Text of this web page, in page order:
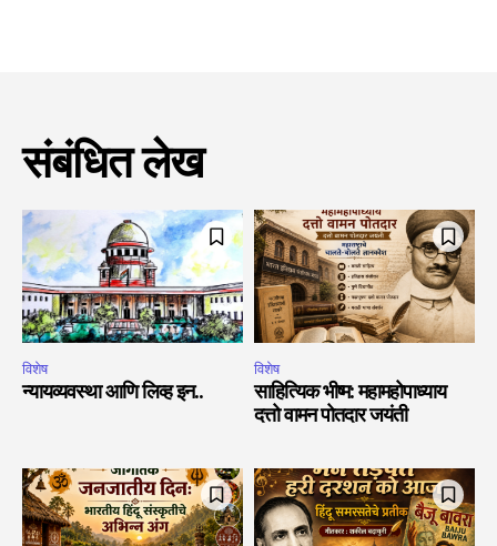
संबंधित लेख
विशेष
न्यायव्यवस्था आणि लिव्ह इन..
विशेष
साहित्यिक भीष्म: महामहोपाध्याय
दत्तो वामन पोतदार जयंती